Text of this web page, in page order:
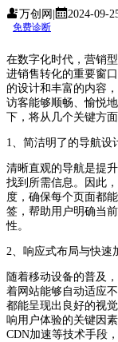
免费诊断
万创网 2024-09-
在数字化时代，营销
进销售转化的重要窗
的设计和丰富的内容
访客能够顺畅、愉悦
下，将从几个关键方
1、简洁明了的导航设
清晰直观的导航是提
找到所需信息。因此
度，确保每个页面都
签，帮助用户明确当
性。
2、响应式布局与快速
随着移动设备的普及
着网站能够自动适应
都能呈现出良好的视
响用户体验的关键因
CDN加速等技术手段